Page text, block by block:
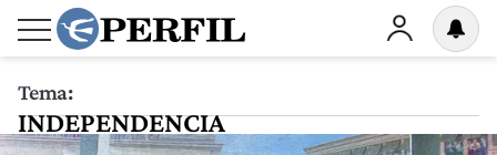
Tema:
INDEPENDENCIA